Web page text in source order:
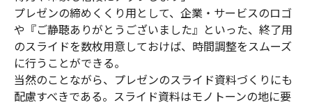
プレゼンの締めくくり用として、企業・サービスのロゴ
や『ご静聴ありがとうございました』といった、終了用
のスライドを数枚用意しておけば、時間調整をスムーズ
に行うことができる。
当然のことながら、プレゼンのスライド資料づくりにも
配慮すべきである。スライド資料はモノトーンの地に要